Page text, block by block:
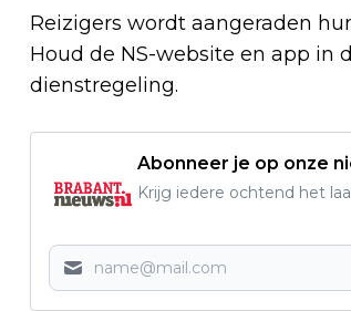
Reizigers wordt aangeraden
Houd de NS-website en app in
dienstregeling.
Abonneer je op onze
Krijg iedere ochtend het